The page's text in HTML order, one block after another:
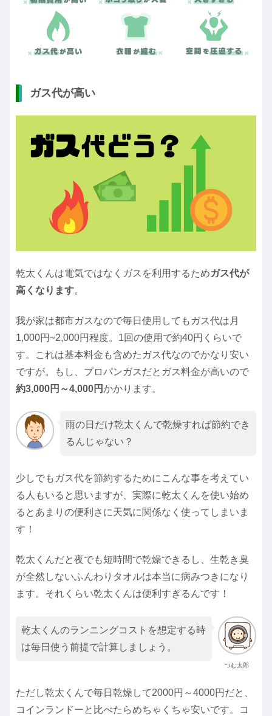
ガス代が高い
乾太くんは電気ではなくガスを利用するためガス代が
高くなります。
我が家は都市ガスなので毎日使用してもガス代は月
1,000円~2,000円程度。1回の使用で約40円くらいで
す。これは基本料金も含めたガス代なのでかなり安い
ですが。もし、プロパンガスだとガス料金が高いので
約3,000円～4,000円かかります。
雨の日だけ乾太くんで乾燥すれば節約でき
るんじゃない？
少しでもガス代を節約するためにこんな事を考えてい
る人もいると思いますが、実際に乾太くんを使い始め
るとあまりの便利さに天気に関係なく使ってしまいま
す！
乾太くんだと夜でも短時間で乾燥できるし、生乾き臭
が全然しないふんわりタオルは本当に病みつきになり
ます。それくらい乾太くんは便利すぎるんです！
つむ太郎
乾太くんのランニングコストを想定する時
は毎日使う前提で計算しましょう。
ただし乾太くんで毎日乾燥して2000円～4000円だと、
コインランドーと比べたらめちゃくちゃ安いです。コ